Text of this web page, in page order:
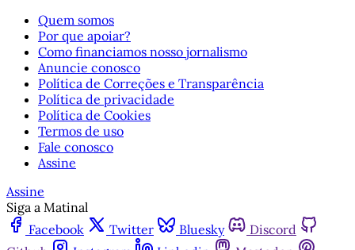
Quem somos
Por que apoiar?
Como financiamos nosso jornalismo
Anuncie conosco
Política de Correções e Transparência
Política de privacidade
Política de Cookies
Termos de uso
Fale conosco
Assine
Assine
Siga a Matinal
Facebook
Twitter Bluesky
Discord